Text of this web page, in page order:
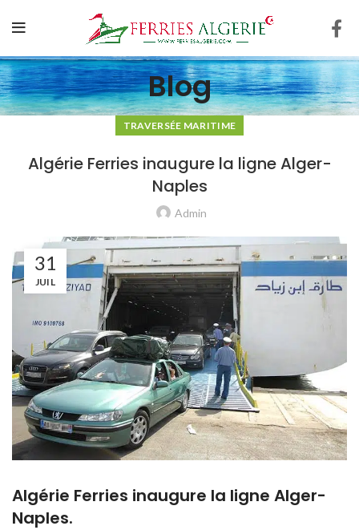
Blog
TRAVERSÉE MARITIME
Algérie Ferries inaugure la ligne Alger-
Naples
Admin
31
JUIL
Algérie Ferries inaugure la ligne Alger-
Naples.